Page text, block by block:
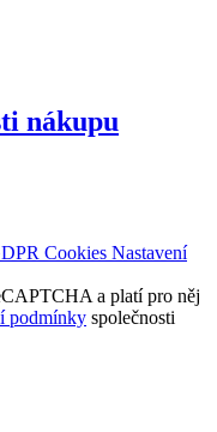
nákupu
Cookies Nastavení
a platí pro něj
podmínky společnosti